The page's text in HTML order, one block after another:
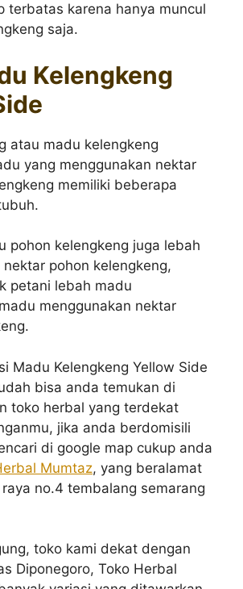
terbatas karena hanya muncul
saja.
Kelengkeng
atau madu kelengkeng
yang menggunakan nektar
memiliki beberapa
pohon kelengkeng juga lebah
pohon kelengkeng,
petani lebah madu
menggunakan nektar
Madu Kelengkeng Yellow Side
bisa anda temukan di
toko herbal yang terdekat
jika anda berdomisili
di google map cukup anda
Mumtaz, yang beralamat
no.4 tembalang semarang
toko kami dekat dengan
Diponegoro, Toko Herbal